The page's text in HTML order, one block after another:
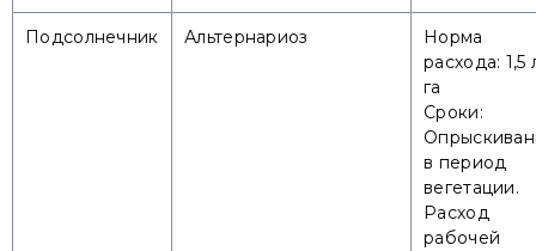
Подсолнечник Альтернариоз
Норма
расхода: 1,5
га
Сроки:
в период
вегетации.
Расход
рабочей